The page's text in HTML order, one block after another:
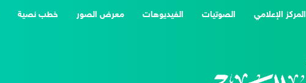
المركز الإعلامي الصوتيات الفيديوهات معرض الصور خطب نصية